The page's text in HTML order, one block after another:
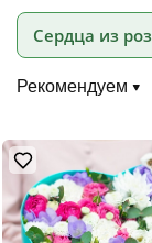
Сердца из роз
Рекомендуем